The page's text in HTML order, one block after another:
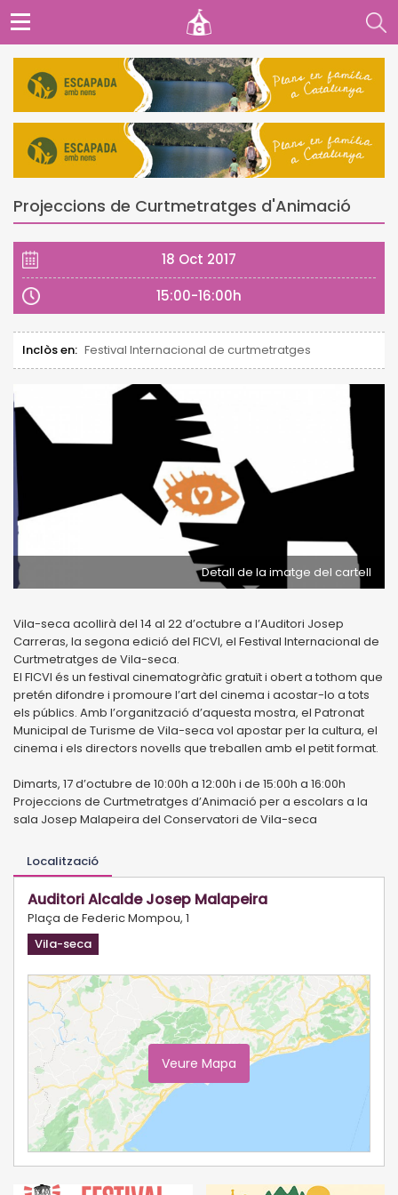
Projeccions de Curtmetratges d'Animació
18 Oct 2017
15:00-16:00h
Inclòs en: Festival Internacional de curtmetratges
Detall de la imatge del cartell
Vila-seca acollirà del 14 al 22 d’octubre a l’Auditori Josep
Carreras, la segona edició del FICVI, el Festival Internacional de
Curtmetratges de Vila-seca.
El FICVI és un festival cinematogràfic gratuït i obert a tothom que
pretén difondre i promoure l’art del cinema i acostar-lo a tots
els públics. Amb l’organització d’aquesta mostra, el Patronat
Municipal de Turisme de Vila-seca vol apostar per la cultura, el
cinema i els directors novells que treballen amb el petit format.
Dimarts, 17 d’octubre de 10:00h a 12:00h i de 15:00h a 16:00h
Projeccions de Curtmetratges d’Animació per a escolars a la
sala Josep Malapeira del Conservatori de Vila-seca
Localització
Auditori Alcalde Josep Malapeira
Plaça de Federic Mompou, 1
Vila-seca
Veure Mapa